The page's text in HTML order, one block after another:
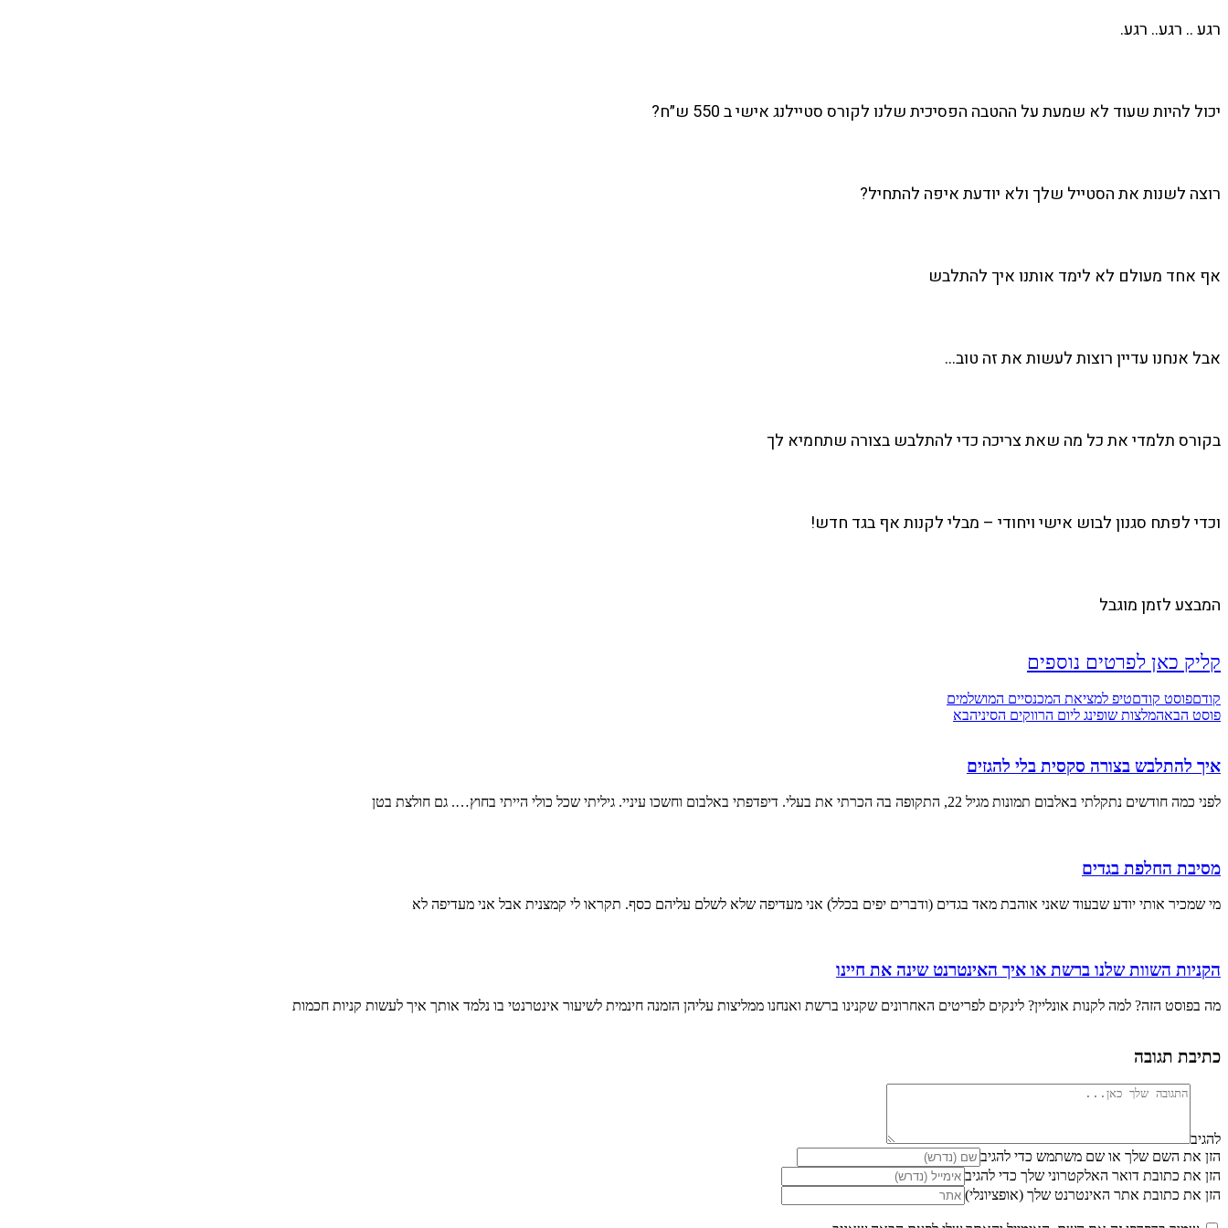
רגע .. רגע.. רגע.
יכול להיות שעוד לא שמעת על ההטבה הפסיכית שלנו לקורס סטיילנג אישי ב 550 ש״ח?
רוצה לשנות את הסטייל שלך ולא יודעת איפה להתחיל?
אף אחד מעולם לא לימד אותנו איך להתלבש
אבל אנחנו עדיין רוצות לעשות את זה טוב…
בקורס תלמדי את כל מה שאת צריכה כדי להתלבש בצורה שתחמיא לך
וכדי לפתח סגנון לבוש אישי ויחודי – מבלי לקנות אף בגד חדש!
המבצע לזמן מוגבל
קליק כאן לפרטים נוספים
קודםפוסט קודםטיפ למציאת המכנסיים המושלמים
פוסט הבאהמלצות שופינג ליום הרווקים הסיניהבא
איך להתלבש בצורה סקסית בלי להגזים
לפני כמה חודשים נתקלתי באלבום תמונות מגיל 22, התקופה בה הכרתי את בעלי. דיפדפתי באלבום וחשכו עיניי. גיליתי שכל כולי הייתי בחוץ…. גם חולצת בטן
מסיבת החלפת בגדים
מי שמכיר אותי יודע שבעוד שאני אוהבת מאד בגדים (ודברים יפים בכלל) אני מעדיפה שלא לשלם עליהם כסף. תקראו לי קמצנית אבל אני מעדיפה לא
הקניות השוות שלנו ברשת או איך האינטרנט שינה את חיינו
מה בפוסט הזה? למה לקנות אונליין? לינקים לפריטים האחרונים שקנינו ברשת ואנחנו ממליצות עליהן הזמנה חינמית לשיעור אינטרנטי בו נלמד אותך איך לעשות קניות חכמות
כתיבת תגובה
להגיב
הזן את השם שלך או שם משתמש כדי להגיב
הזן את כתובת דואר האלקטרוני שלך כדי להגיב
הזן את כתובת אתר האינטרנט שלך (אופציונלי)